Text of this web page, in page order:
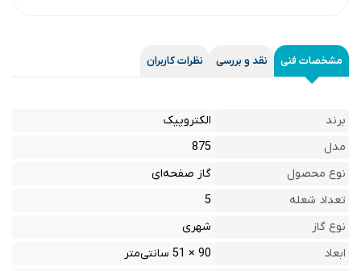
مشخصات فنی نقد و بررسی نظرات کاربران
برند
الکتروپیک
مدل
875
نوع محصول
گاز صفحه‌ای
تعداد شعله
5
نوع گاز
شهری
ابعاد
90 × 51 سانتی‌متر